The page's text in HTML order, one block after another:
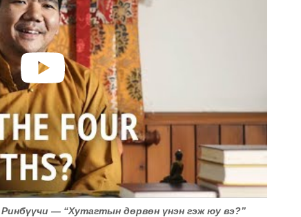
— “Хутагтын дөрвөн үнэн гэж юу вэ?”